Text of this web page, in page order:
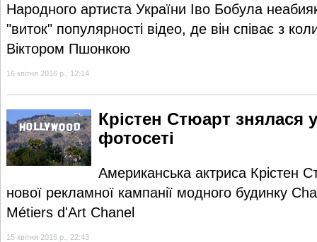
Народного артиста України Іво Бобула
"виток" популярності відео, де він співає з
Віктором Пшонкою
16 квітня 2016 р., 12:14
Крістен Стюарт знялася
фотосеті
Американська актриса Крістен
нової рекламної кампанії модного будинку
Métiers d'Art Chanel
15 квітня 2016 р., 22:43